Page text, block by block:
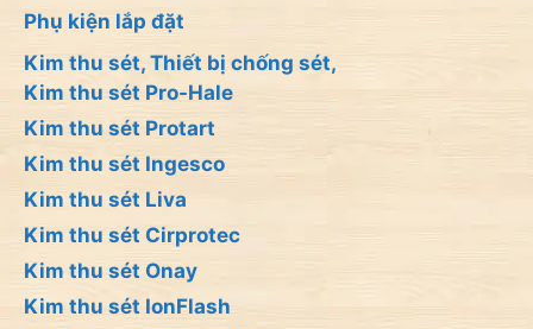
Phụ kiện lắp đặt
Kim thu sét, Thiết bị chống sét,
Kim thu sét Pro-Hale
Kim thu sét Protart
Kim thu sét Ingesco
Kim thu sét Liva
Kim thu sét Cirprotec
Kim thu sét Onay
Kim thu sét IonFlash